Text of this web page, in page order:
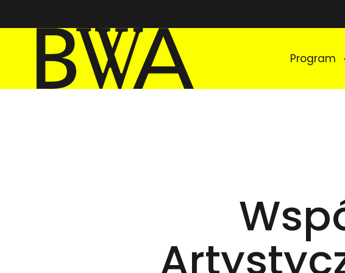
BWA Wrocław
Galerie Sztuki Współczesnej
Program